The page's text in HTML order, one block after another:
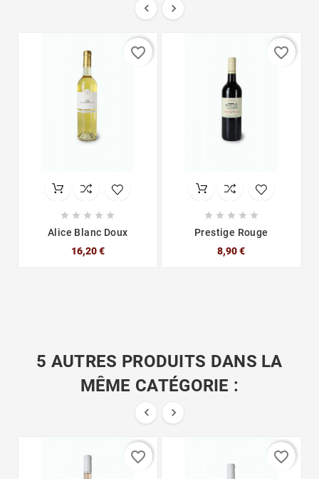
 
    
Alice Blanc Doux
16,20 €
favorite_border
    
Prestige Rouge
8,90 €
favorite_border
5 AUTRES PRODUITS DANS LA
MÊME CATÉGORIE :
 
favorite_border favorite_border